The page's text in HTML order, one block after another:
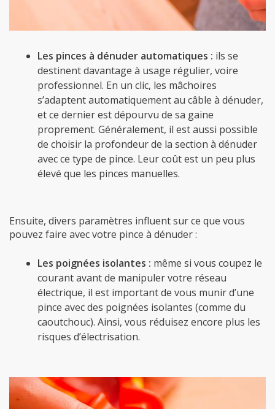
Les pinces à dénuder automatiques : ils se
destinent davantage à usage régulier, voire
professionnel. En un clic, les mâchoires
s’adaptent automatiquement au câble à dénuder,
et ce dernier est dépourvu de sa gaine
proprement. Généralement, il est aussi possible
de choisir la profondeur de la section à dénuder
avec ce type de pince. Leur coût est un peu plus
élevé que les pinces manuelles.
Ensuite, divers paramètres influent sur ce que vous
pouvez faire avec votre pince à dénuder :
Les poignées isolantes : même si vous coupez le
courant avant de manipuler votre réseau
électrique, il est important de vous munir d’une
pince avec des poignées isolantes (comme du
caoutchouc). Ainsi, vous réduisez encore plus les
risques d’électrisation.